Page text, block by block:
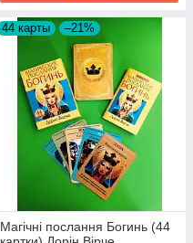
44 карты –21%
Магічні послання Богинь (44